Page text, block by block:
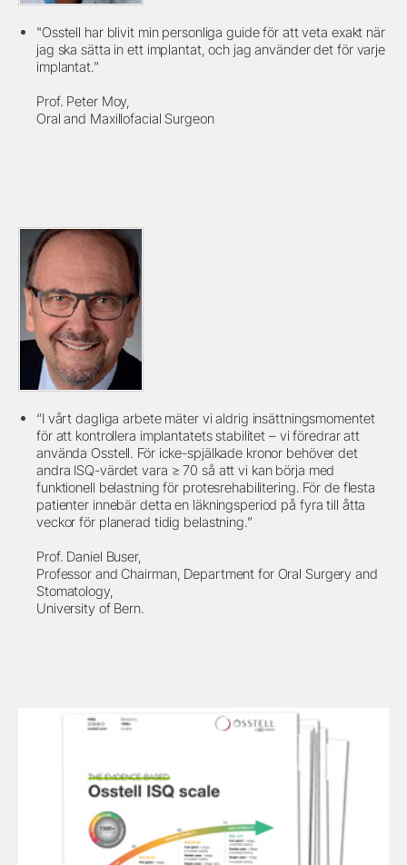
"Osstell har blivit min personliga guide för att veta exakt när
jag ska sätta in ett implantat, och jag använder det för varje
implantat.”
Prof. Peter Moy,
Oral and Maxillofacial Surgeon
“I vårt dagliga arbete mäter vi aldrig insättningsmomentet
för att kontrollera implantatets stabilitet – vi föredrar att
använda Osstell. För icke-spjälkade kronor behöver det
andra ISQ-värdet vara ≥ 70 så att vi kan börja med
funktionell belastning för protesrehabilitering. För de flesta
patienter innebär detta en läkningsperiod på fyra till åtta
veckor för planerad tidig belastning.”
Prof. Daniel Buser,
Professor and Chairman, Department for Oral Surgery and
Stomatology,
University of Bern.